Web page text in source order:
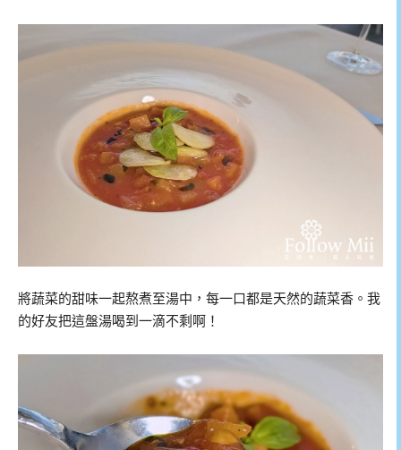
將蔬菜的甜味一起熬煮至湯中，每一口都是天然的蔬菜香。我
的好友把這盤湯喝到一滴不剩啊！